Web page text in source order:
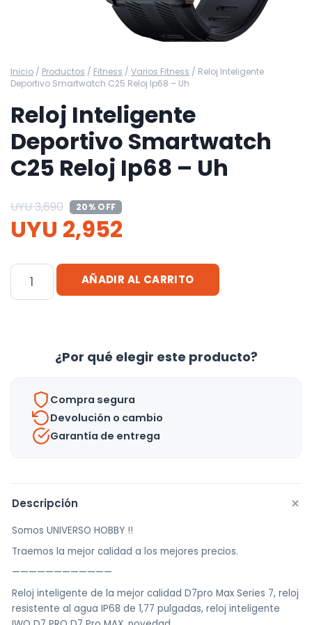
Inicio / Productos / Fitness / Varios Fitness / Reloj Inteligente
Deportivo Smartwatch C25 Reloj Ip68 – Uh
Reloj Inteligente
Deportivo Smartwatch
C25 Reloj Ip68 – Uh
UYU3,690 20% OFF
UYU 2,952
Reloj
Inteligente
cantidad
AÑADIR AL CARRITO
¿Por qué elegir este producto?
Compra segura
Devolución o cambio
Garantía de entrega
Descripción +
Somos UNIVERSO HOBBY !!
Traemos la mejor calidad a los mejores precios.
————————————
Reloj inteligente de la mejor calidad D7pro Max Series 7, reloj
resistente al agua IP68 de 1,77 pulgadas, reloj inteligente